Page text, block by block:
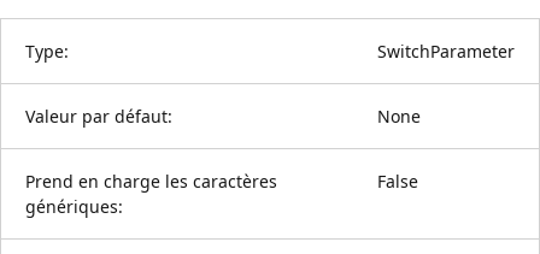
Type: SwitchParameter
Valeur par défaut: None
Prend en charge les caractères
génériques:
False